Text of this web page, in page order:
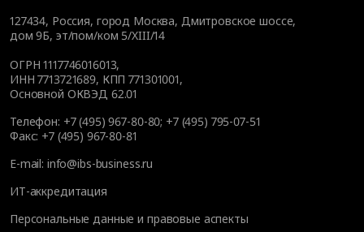
127434, Россия, город Москва, Дмитровское шоссе,
дом 9Б, эт/пом/ком 5/XIII/14
ОГРН 1117746016013,
ИНН 7713721689, КПП 771301001,
Основной ОКВЭД 62.01
Телефон: +7 (495) 967-80-80; +7 (495) 795-07-51
Факс: +7 (495) 967-80-81
E-mail: info@ibs-business.ru
ИТ-аккредитация
Персональные данные и правовые аспекты